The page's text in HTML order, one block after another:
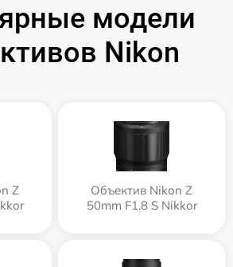
модели
Nikon
Z
Объектив Nikon Z
50mm F1.8 S Nikkor